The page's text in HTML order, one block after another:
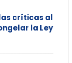
críticas al
la Ley